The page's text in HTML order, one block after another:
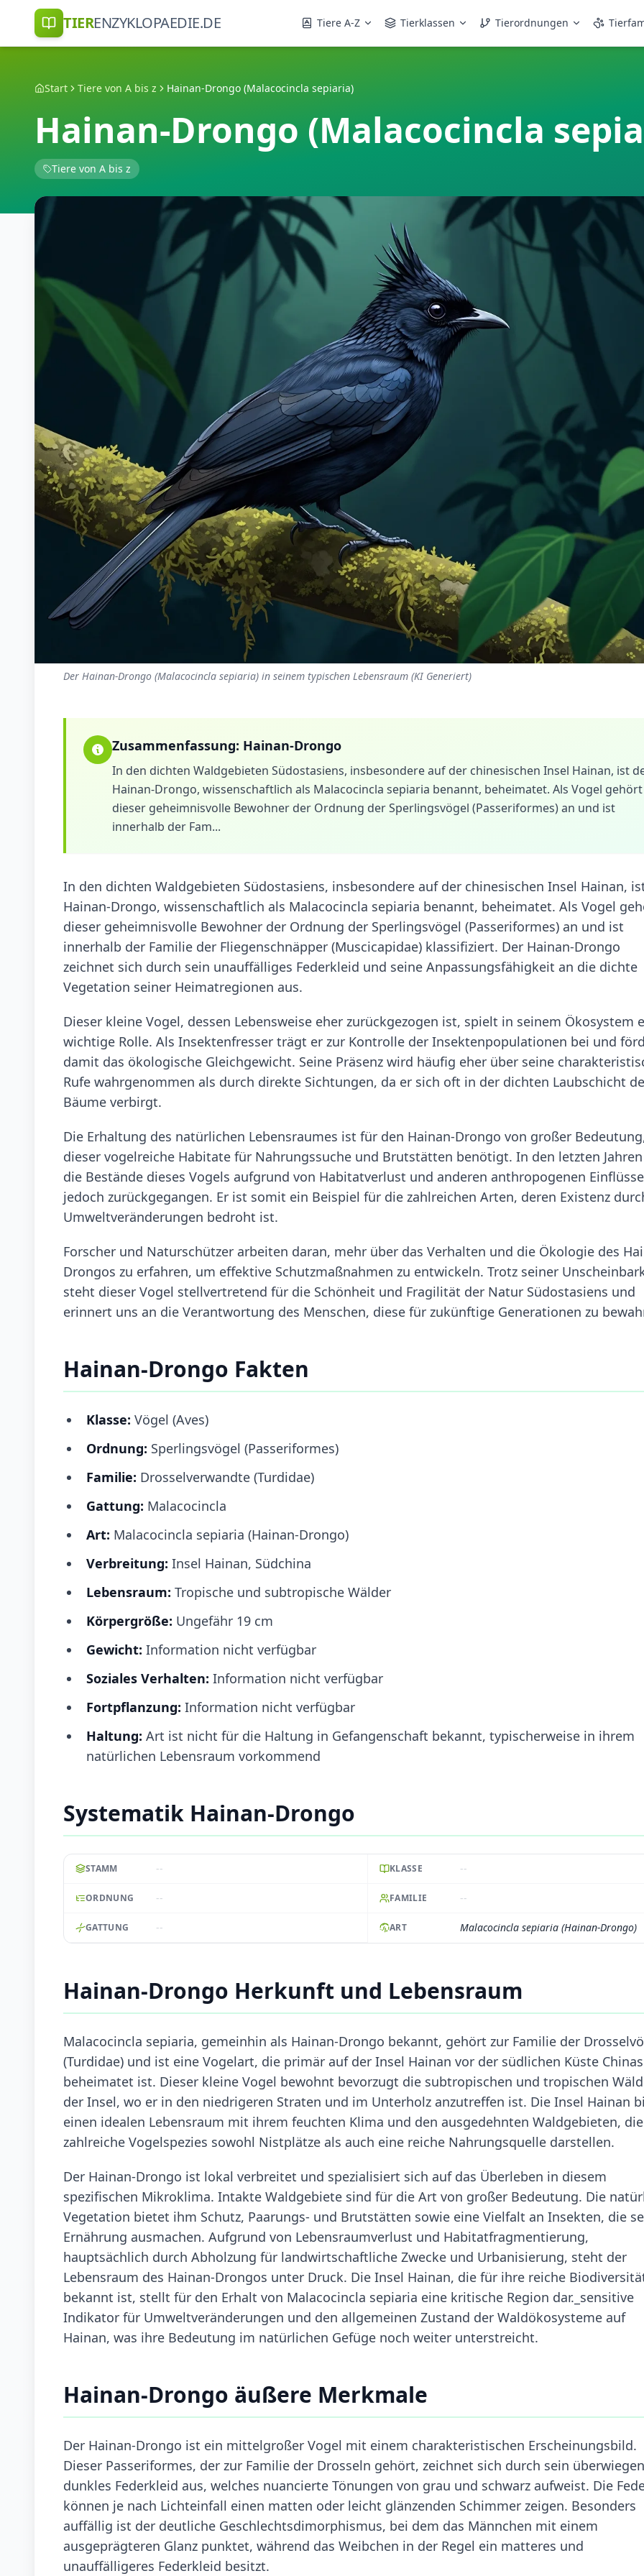
TIERENZYKLOPAEDIE.DE Tiere A-Z Tierklassen Tierordnungen
Start Tiere von A bis z Hainan-Drongo (Malacocincla sepiaria)
Hainan-Drongo (Malacocincla
Tiere von A bis z
Der Hainan-Drongo (Malacocincla sepiaria) in seinem typischen Lebensraum (KI Generiert)
Zusammenfassung: Hainan-Drongo
In den dichten Waldgebieten Südostasiens, insbesondere auf der chinesischen Insel Hainan, ist
Hainan-Drongo, wissenschaftlich als Malacocincla sepiaria benannt, beheimatet. Als Vogel gehört
dieser geheimnisvolle Bewohner der Ordnung der Sperlingsvögel (Passeriformes) an und ist
innerhalb der Fam...
In den dichten Waldgebieten Südostasiens, insbesondere auf der chinesischen Insel Hainan,
Hainan-Drongo, wissenschaftlich als Malacocincla sepiaria benannt, beheimatet. Als Vogel
dieser geheimnisvolle Bewohner der Ordnung der Sperlingsvögel (Passeriformes) an und ist
innerhalb der Familie der Fliegenschnäpper (Muscicapidae) klassifiziert. Der Hainan-Drongo
zeichnet sich durch sein unauffälliges Federkleid und seine Anpassungsfähigkeit an die dichte
Vegetation seiner Heimatregionen aus.
Dieser kleine Vogel, dessen Lebensweise eher zurückgezogen ist, spielt in seinem Ökosystem
wichtige Rolle. Als Insektenfresser trägt er zur Kontrolle der Insektenpopulationen bei und
damit das ökologische Gleichgewicht. Seine Präsenz wird häufig eher über seine
Rufe wahrgenommen als durch direkte Sichtungen, da er sich oft in der dichten Laubschicht
Bäume verbirgt.
Die Erhaltung des natürlichen Lebensraumes ist für den Hainan-Drongo von großer
dieser vogelreiche Habitate für Nahrungssuche und Brutstätten benötigt. In den letzten
die Bestände dieses Vogels aufgrund von Habitatverlust und anderen anthropogenen
jedoch zurückgegangen. Er ist somit ein Beispiel für die zahlreichen Arten, deren Existenz
Umweltveränderungen bedroht ist.
Forscher und Naturschützer arbeiten daran, mehr über das Verhalten und die Ökologie des
Drongos zu erfahren, um effektive Schutzmaßnahmen zu entwickeln. Trotz seiner
steht dieser Vogel stellvertretend für die Schönheit und Fragilität der Natur Südostasiens und
erinnert uns an die Verantwortung des Menschen, diese für zukünftige Generationen zu
Hainan-Drongo Fakten
Klasse: Vögel (Aves)
Ordnung: Sperlingsvögel (Passeriformes)
Familie: Drosselverwandte (Turdidae)
Gattung: Malacocincla
Art: Malacocincla sepiaria (Hainan-Drongo)
Verbreitung: Insel Hainan, Südchina
Lebensraum: Tropische und subtropische Wälder
Körpergröße: Ungefähr 19 cm
Gewicht: Information nicht verfügbar
Soziales Verhalten: Information nicht verfügbar
Fortpflanzung: Information nicht verfügbar
Haltung: Art ist nicht für die Haltung in Gefangenschaft bekannt, typischerweise in ihrem
natürlichen Lebensraum vorkommend
Systematik Hainan-Drongo
STAMM -- KLASSE --
ORDNUNG -- FAMILIE --
GATTUNG -- ART Malacocincla sepiaria (Hainan-Drongo)
Hainan-Drongo Herkunft und Lebensraum
Malacocincla sepiaria, gemeinhin als Hainan-Drongo bekannt, gehört zur Familie der
(Turdidae) und ist eine Vogelart, die primär auf der Insel Hainan vor der südlichen Küste Chinas
beheimatet ist. Dieser kleine Vogel bewohnt bevorzugt die subtropischen und tropischen
der Insel, wo er in den niedrigeren Straten und im Unterholz anzutreffen ist. Die Insel Hainan
einen idealen Lebensraum mit ihrem feuchten Klima und den ausgedehnten Waldgebieten,
zahlreiche Vogelspezies sowohl Nistplätze als auch eine reiche Nahrungsquelle darstellen.
Der Hainan-Drongo ist lokal verbreitet und spezialisiert sich auf das Überleben in diesem
spezifischen Mikroklima. Intakte Waldgebiete sind für die Art von großer Bedeutung. Die
Vegetation bietet ihm Schutz, Paarungs- und Brutstätten sowie eine Vielfalt an Insekten, die
Ernährung ausmachen. Aufgrund von Lebensraumverlust und Habitatfragmentierung,
hauptsächlich durch Abholzung für landwirtschaftliche Zwecke und Urbanisierung, steht der
Lebensraum des Hainan-Drongos unter Druck. Die Insel Hainan, die für ihre reiche
bekannt ist, stellt für den Erhalt von Malacocincla sepiaria eine kritische Region dar._sensitive
Indikator für Umweltveränderungen und den allgemeinen Zustand der Waldökosysteme auf
Hainan, was ihre Bedeutung im natürlichen Gefüge noch weiter unterstreicht.
Hainan-Drongo äußere Merkmale
Der Hainan-Drongo ist ein mittelgroßer Vogel mit einem charakteristischen Erscheinungsbild.
Dieser Passeriformes, der zur Familie der Drosseln gehört, zeichnet sich durch sein
dunkles Federkleid aus, welches nuancierte Tönungen von grau und schwarz aufweist. Die
können je nach Lichteinfall einen matten oder leicht glänzenden Schimmer zeigen. Besonders
auffällig ist der deutliche Geschlechtsdimorphismus, bei dem das Männchen mit einem
ausgeprägteren Glanz punktet, während das Weibchen in der Regel ein matteres und
unauffälligeres Federkleid besitzt.